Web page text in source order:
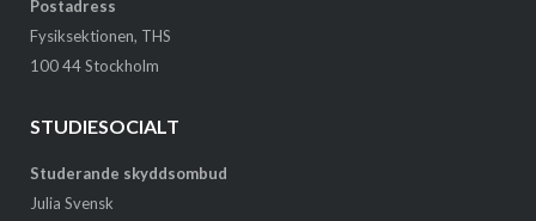
Postadress
Fysiksektionen, THS
100 44 Stockholm
STUDIESOCIALT
Studerande skyddsombud
Julia Svensk